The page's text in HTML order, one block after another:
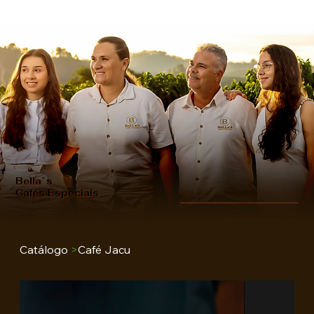
Bella`s
Cafés Especiais
Catálogo >Café Jacu